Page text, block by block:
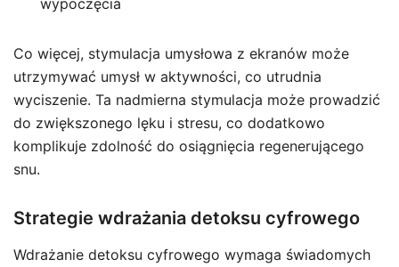
Co więcej, stymulacja umysłowa z ekranów może
utrzymywać umysł w aktywności, co utrudnia
wyciszenie. Ta nadmierna stymulacja może prowadzić
do zwiększonego lęku i stresu, co dodatkowo
komplikuje zdolność do osiągnięcia regenerującego
snu.
Strategie wdrażania detoksu cyfrowego
Wdrażanie detoksu cyfrowego wymaga świadomych